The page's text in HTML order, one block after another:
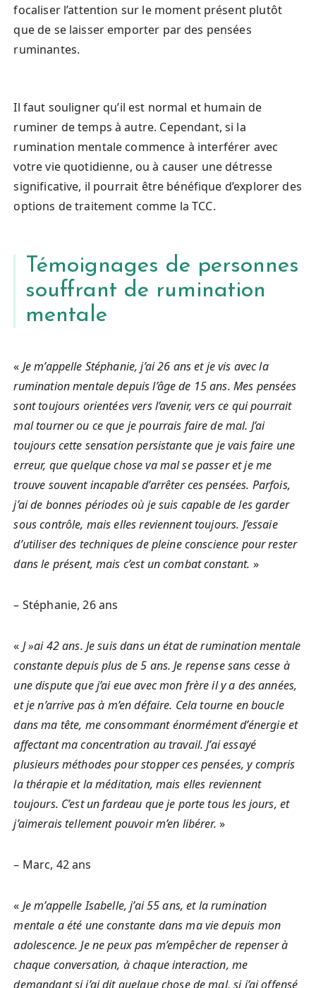
focaliser l’attention sur le moment présent plutôt
que de se laisser emporter par des pensées
ruminantes.
Il faut souligner qu’il est normal et humain de
ruminer de temps à autre. Cependant, si la
rumination mentale commence à interférer avec
votre vie quotidienne, ou à causer une détresse
significative, il pourrait être bénéfique d’explorer des
options de traitement comme la TCC.
Témoignages de personnes
souffrant de rumination
mentale
« Je m’appelle Stéphanie, j’ai 26 ans et je vis avec la
rumination mentale depuis l’âge de 15 ans. Mes pensées
sont toujours orientées vers l’avenir, vers ce qui pourrait
mal tourner ou ce que je pourrais faire de mal. J’ai
toujours cette sensation persistante que je vais faire une
erreur, que quelque chose va mal se passer et je me
trouve souvent incapable d’arrêter ces pensées. Parfois,
j’ai de bonnes périodes où je suis capable de les garder
sous contrôle, mais elles reviennent toujours. J’essaie
d’utiliser des techniques de pleine conscience pour rester
dans le présent, mais c’est un combat constant. »
– Stéphanie, 26 ans
« J »ai 42 ans. Je suis dans un état de rumination mentale
constante depuis plus de 5 ans. Je repense sans cesse à
une dispute que j’ai eue avec mon frère il y a des années,
et je n’arrive pas à m’en défaire. Cela tourne en boucle
dans ma tête, me consommant énormément d’énergie et
affectant ma concentration au travail. J’ai essayé
plusieurs méthodes pour stopper ces pensées, y compris
la thérapie et la méditation, mais elles reviennent
toujours. C’est un fardeau que je porte tous les jours, et
j’aimerais tellement pouvoir m’en libérer. »
– Marc, 42 ans
« Je m’appelle Isabelle, j’ai 55 ans, et la rumination
mentale a été une constante dans ma vie depuis mon
adolescence. Je ne peux pas m’empêcher de repenser à
chaque conversation, à chaque interaction, me
demandant si j’ai dit quelque chose de mal, si j’ai offensé